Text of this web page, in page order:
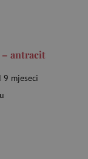
– antracit
9 mjeseci